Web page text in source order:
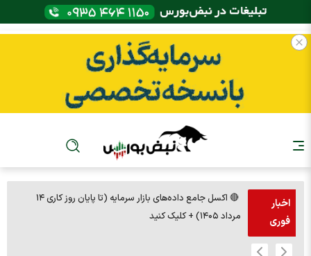
اخبار
فوری
🔴 اکسل جامع داده‌های بازار سرمایه (تا پایان روز کاری ۱۴
مرداد ۱۴۰۵) + کلیک کنید